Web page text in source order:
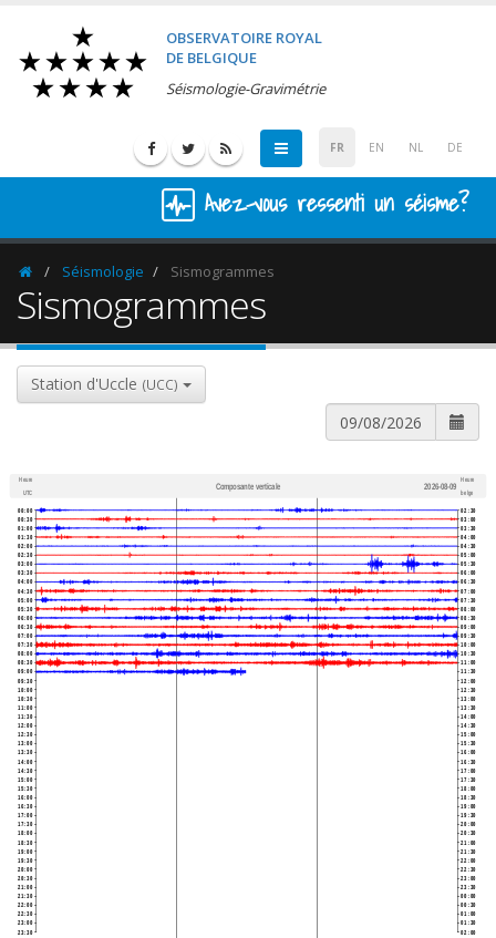
OBSERVATOIRE ROYAL
DE BELGIQUE
Séismologie-Gravimétrie
FR EN NL DE
Avez-vous ressenti un séisme?
HomepageSéismologie Sismogrammes
Sismogrammes
Station d'Uccle (UCC)
Heure
UTC
Composante verticale 2026-08-09
Heure
belge
00:00
00:30
01:00
01:30
02:00
02:30
03:00
03:30
04:00
04:30
05:00
05:30
06:00
06:30
07:00
07:30
08:00
08:30
09:00
09:30
10:00
10:30
11:00
11:30
12:00
12:30
13:00
13:30
14:00
14:30
15:00
15:30
16:00
16:30
17:00
17:30
18:00
18:30
19:00
19:30
20:00
20:30
21:00
21:30
22:00
22:30
23:00
23:30
02:30
03:00
03:30
04:00
04:30
05:00
05:30
06:00
06:30
07:00
07:30
08:00
08:30
09:00
09:30
10:00
10:30
11:00
11:30
12:00
12:30
13:00
13:30
14:00
14:30
15:00
15:30
16:00
16:30
17:00
17:30
18:00
18:30
19:00
19:30
20:00
20:30
21:00
21:30
22:00
22:30
23:00
23:30
00:00
00:30
01:00
01:30
02:00